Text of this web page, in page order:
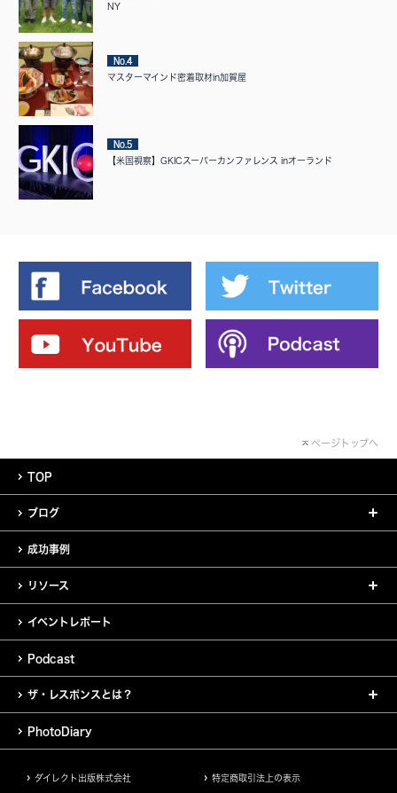
NY
No.4
マスターマインド密着取材in加賀屋
No.5
【米国視察】GKICスーパーカンファレンス inオーランド
ページトップへ
TOP
ブログ
成功事例
リソース
イベントレポート
Podcast
ザ・レスポンスとは？
PhotoDiary
ダイレクト出版株式会社 特定商取引法上の表示